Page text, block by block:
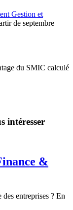
Gestion et
de septembre
du SMIC calculé
intéresser
&
entreprises ? En